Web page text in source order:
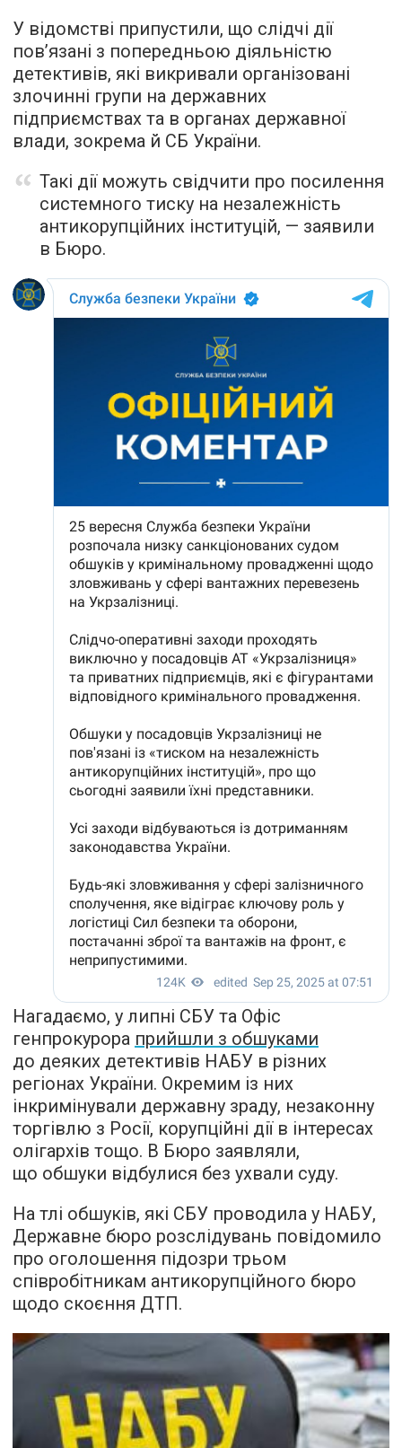
У відомстві припустили, що слідчі дії
пов’язані з попередньою діяльністю
детективів, які викривали організовані
злочинні групи на державних
підприємствах та в органах державної
влади, зокрема й СБ України.
Такі дії можуть свідчити про посилення
системного тиску на незалежність
антикорупційних інституцій, — заявили
в Бюро.
Нагадаємо, у липні СБУ та Офіс
генпрокурора прийшли з обшуками
до деяких детективів НАБУ в різних
регіонах України. Окремим із них
інкримінували державну зраду, незаконну
торгівлю з Росії, корупційні дії в інтересах
олігархів тощо. В Бюро заявляли,
що обшуки відбулися без ухвали суду.
На тлі обшуків, які СБУ проводила у НАБУ,
Державне бюро розслідувань повідомило
про оголошення підозри трьом
співробітникам антикорупційного бюро
щодо скоєння ДТП.